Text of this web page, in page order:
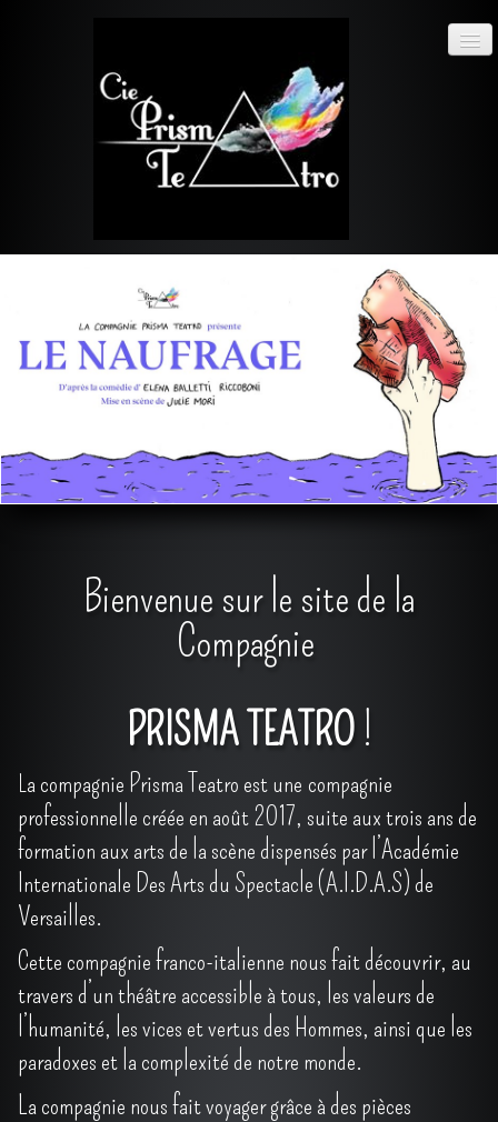
ACTUALITÉS
SPECTACLES
LA COMPAGNIE
Bienvenue sur le site de la
Compagnie
PRISMA TEATRO!
La compagnie Prisma Teatro est une compagnie
professionnelle créée en août 2017, suite aux trois ans de
formation aux arts de la scène dispensés par l’Académie
Internationale Des Arts du Spectacle (A.I.D.A.S) de
Versailles.
Cette compagnie franco-italienne nous fait découvrir, au
travers d’un théâtre accessible à tous, les valeurs de
l’humanité, les vices et vertus des Hommes, ainsi que les
paradoxes et la complexité de notre monde.
La compagnie nous fait voyager grâce à des pièces